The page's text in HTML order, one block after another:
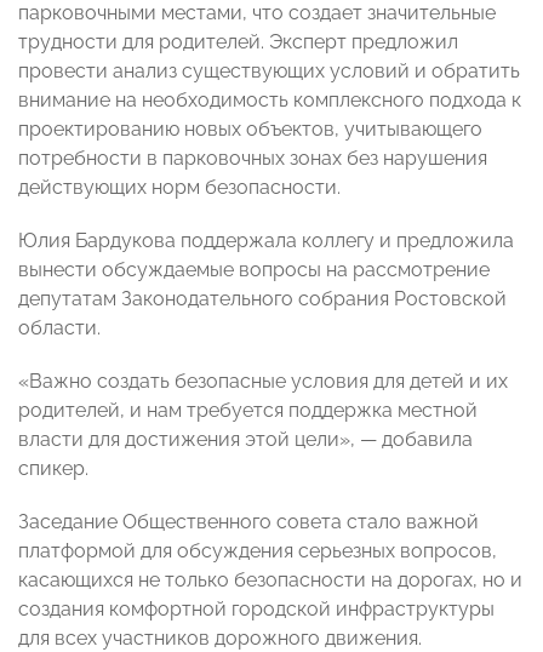
парковочными местами, что создает значительные
трудности для родителей. Эксперт предложил
провести анализ существующих условий и обратить
внимание на необходимость комплексного подхода к
проектированию новых объектов, учитывающего
потребности в парковочных зонах без нарушения
действующих норм безопасности.
Юлия Бардукова поддержала коллегу и предложила
вынести обсуждаемые вопросы на рассмотрение
депутатам Законодательного собрания Ростовской
области.
«Важно создать безопасные условия для детей и их
родителей, и нам требуется поддержка местной
власти для достижения этой цели», — добавила
спикер.
Заседание Общественного совета стало важной
платформой для обсуждения серьезных вопросов,
касающихся не только безопасности на дорогах, но и
создания комфортной городской инфраструктуры
для всех участников дорожного движения.